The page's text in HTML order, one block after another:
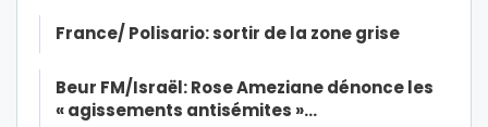
France/ Polisario: sortir de la zone grise
Beur FM/Israël: Rose Ameziane dénonce les
« agissements antisémites »…